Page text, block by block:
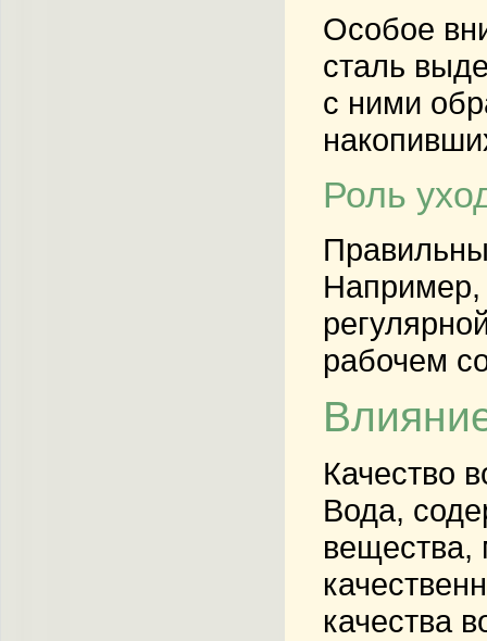
Особое
сталь
с ними
Роль
Например,
рабочем
Качество
Вода,
вещества,
качества